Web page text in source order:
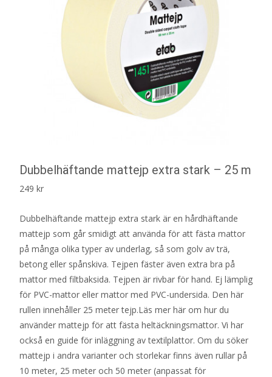
Dubbelhäftande mattejp extra stark – 25 m
249 kr
Dubbelhäftande mattejp extra stark är en hårdhäftande
mattejp som går smidigt att använda för att fästa mattor
på många olika typer av underlag, så som golv av trä,
betong eller spånskiva. Tejpen fäster även extra bra på
mattor med filtbaksida. Tejpen är rivbar för hand. Ej lämplig
för PVC-mattor eller mattor med PVC-undersida. Den här
rullen innehåller 25 meter tejp.Läs mer här om hur du
använder mattejp för att fästa heltäckningsmattor. Vi har
också en guide för inläggning av textilplattor. Om du söker
mattejp i andra varianter och storlekar finns även rullar på
10 meter, 25 meter och 50 meter (anpassat för